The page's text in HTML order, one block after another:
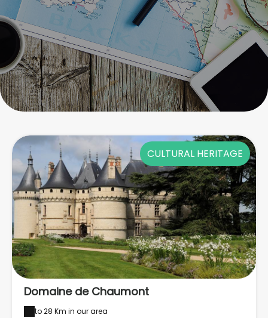
CULTURAL HERITAGE
Domaine de Chaumont
to 28 Km in our area